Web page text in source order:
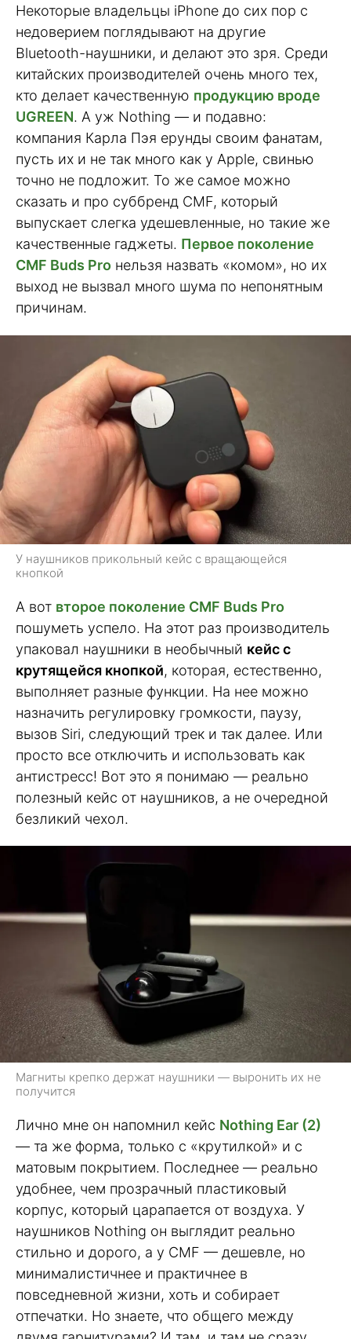
Некоторые владельцы iPhone до сих пор с
недоверием поглядывают на другие
Bluetooth-наушники, и делают это зря. Среди
китайских производителей очень много тех,
кто делает качественную продукцию вроде
UGREEN. А уж Nothing — и подавно:
компания Карла Пэя ерунды своим фанатам,
пусть их и не так много как у Apple, свинью
точно не подложит. То же самое можно
сказать и про суббренд CMF, который
выпускает слегка удешевленные, но такие же
качественные гаджеты. Первое поколение
CMF Buds Pro нельзя назвать «комом», но их
выход не вызвал много шума по непонятным
причинам.
У наушников прикольный кейс с вращающейся
кнопкой
А вот второе поколение CMF Buds Pro
пошуметь успело. На этот раз производитель
упаковал наушники в необычный кейс с
крутящейся кнопкой, которая, естественно,
выполняет разные функции. На нее можно
назначить регулировку громкости, паузу,
вызов Siri, следующий трек и так далее. Или
просто все отключить и использовать как
антистресс! Вот это я понимаю — реально
полезный кейс от наушников, а не очередной
безликий чехол.
Магниты крепко держат наушники — выронить их не
получится
Лично мне он напомнил кейс Nothing Ear (2)
— та же форма, только с «крутилкой» и с
матовым покрытием. Последнее — реально
удобнее, чем прозрачный пластиковый
корпус, который царапается от воздуха. У
наушников Nothing он выглядит реально
стильно и дорого, а у CMF — дешевле, но
минималистичнее и практичнее в
повседневной жизни, хоть и собирает
отпечатки. Но знаете, что общего между